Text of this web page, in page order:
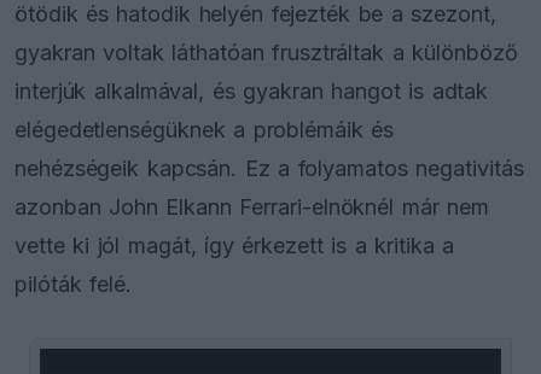
ötödik és hatodik helyén fejezték be a szezont,
gyakran voltak láthatóan frusztráltak a különböző
interjúk alkalmával, és gyakran hangot is adtak
elégedetlenségüknek a problémáik és
nehézségeik kapcsán. Ez a folyamatos negativitás
azonban John Elkann Ferrari-elnöknél már nem
vette ki jól magát, így érkezett is a kritika a
pilóták felé.